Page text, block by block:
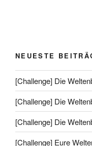
NEUESTE
[Challenge] Die
[Challenge] Die
[Challenge] Die
[Challenge] Eure